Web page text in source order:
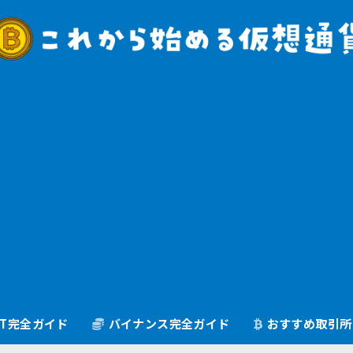
全ガイド バイナンス完全ガイド おすすめ取引所